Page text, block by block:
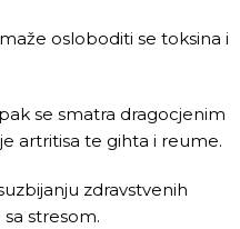
osloboditi se toksina i
se smatra dragocjenim
artritisa te gihta i reume.
zdravstvenih
stresom.